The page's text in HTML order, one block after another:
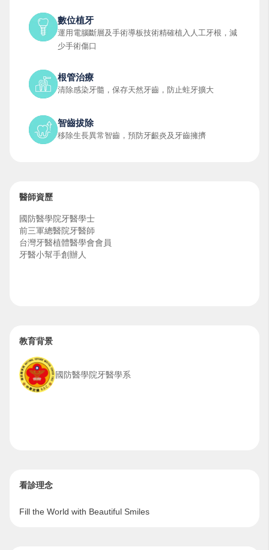
數位植牙
運用電腦斷層及手術導板技術精確植入人工牙根，減
少手術傷口
根管治療
清除感染牙髓，保存天然牙齒，防止蛀牙擴大
智齒拔除
移除生長異常智齒，預防牙齦炎及牙齒擁擠
醫師資歷
國防醫學院牙醫學士
前三軍總醫院牙醫師
台灣牙醫植體醫學會會員
牙醫小幫手創辦人
教育背景
國防醫學院牙醫學系
看診理念
Fill the World with Beautiful Smiles